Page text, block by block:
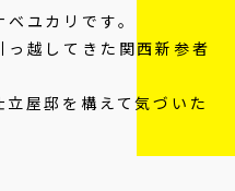
ユカリです。
越してきた関西新参者
屋邸を構えて気づいた